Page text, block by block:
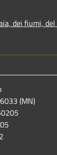
dei fiumi,
(MN)